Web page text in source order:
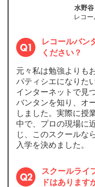
水野
レコ
レコールバン
ください？
元々私は勉強よりも
パティシエになりた
インターネットで見
バンタンを知り、オ
しました。実際に授
中で、プロの現場に
じ、このスクールな
入学を決めました。
スクールライ
ドはあります